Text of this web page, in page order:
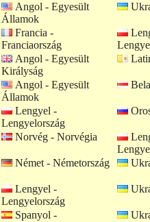
Angol - Egyesült
Államok
Francia -
Franciaország
Angol - Egyesült
Királyság
Angol - Egyesült
Államok
Lengyel -
Lengyelország
Norvég - Norvégia
Német - Németország
Lengyel -
Lengyelország
Spanyol -